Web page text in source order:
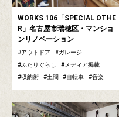
WORKS 106「SPECIAL OTHE
R」名古屋市瑞穂区・マンショ
ンリノベーション
アウトドア
ガレージ
ふたりぐらし
メディア掲載
収納術
土間 自転車 音楽